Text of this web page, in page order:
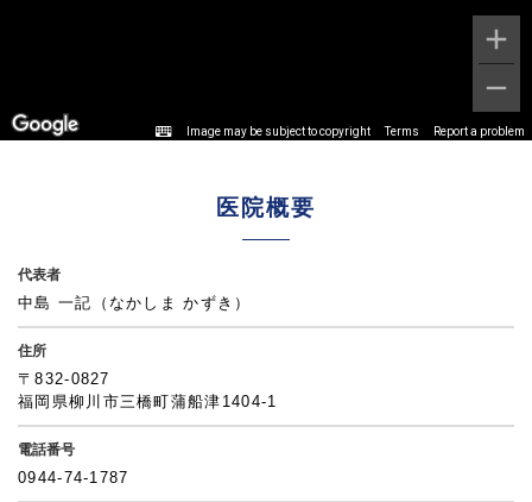
Image may be subject to copyright Terms Report a problem
医院概要
代表者
中島 一記（なかしま かずき）
住所
〒832-0827
福岡県柳川市三橋町蒲船津1404-1
電話番号
0944-74-1787